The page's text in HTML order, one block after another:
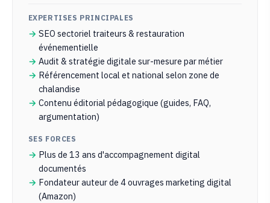
EXPERTISES PRINCIPALES
SEO sectoriel traiteurs & restauration
événementielle
Audit & stratégie digitale sur-mesure par métier
Référencement local et national selon zone de
chalandise
Contenu éditorial pédagogique (guides, FAQ,
argumentation)
SES FORCES
Plus de 13 ans d'accompagnement digital
documentés
Fondateur auteur de 4 ouvrages marketing digital
(Amazon)